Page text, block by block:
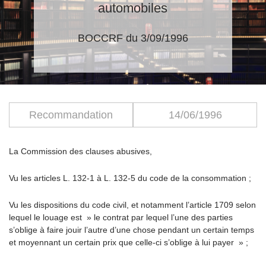
automobiles
BOCCRF du 3/09/1996
Recommandation 14/06/1996
La Commission des clauses abusives,
Vu les articles L. 132-1 à L. 132-5 du code de la consommation ;
Vu les dispositions du code civil, et notamment l’article 1709 selon
lequel le louage est » le contrat par lequel l’une des parties
s’oblige à faire jouir l’autre d’une chose pendant un certain temps
et moyennant un certain prix que celle-ci s’oblige à lui payer » ;